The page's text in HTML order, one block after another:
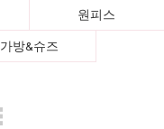
원피스
가방&슈즈